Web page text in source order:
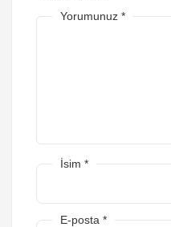
Yorumunuz *
İsim *
E-posta *